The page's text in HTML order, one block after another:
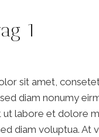
1
sit amet,
diam nonumy
ut labore et dolore
diam voluptua. At